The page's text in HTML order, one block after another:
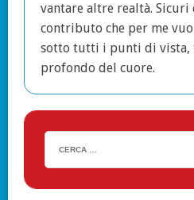
vantare altre realtà.
contributo che per me
sotto tutti i punti di vista,
profondo del cuore.